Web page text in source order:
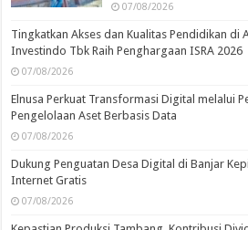
07/08/2026
Tingkatkan Akses dan Kualitas Pendidikan di
Investindo Tbk Raih Penghargaan ISRA 2026
07/08/2026
Elnusa Perkuat Transformasi Digital melalui
Pengelolaan Aset Berbasis Data
07/08/2026
Dukung Penguatan Desa Digital di Banjar
Internet Gratis
07/08/2026